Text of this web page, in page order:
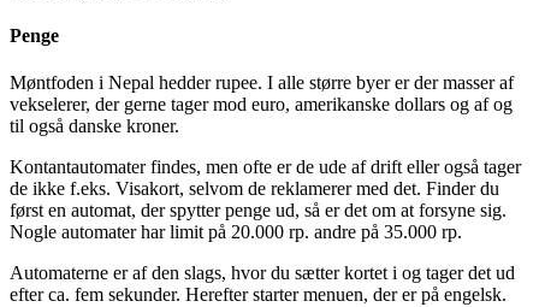
Penge
Møntfoden i Nepal hedder rupee. I alle større byer er der masser af
vekselerer, der gerne tager mod euro, amerikanske dollars og af og
til også danske kroner.
Kontantautomater findes, men ofte er de ude af drift eller også tager
de ikke f.eks. Visakort, selvom de reklamerer med det. Finder du
først en automat, der spytter penge ud, så er det om at forsyne sig.
Nogle automater har limit på 20.000 rp. andre på 35.000 rp.
Automaterne er af den slags, hvor du sætter kortet i og tager det ud
efter ca. fem sekunder. Herefter starter menuen, der er på engelsk.